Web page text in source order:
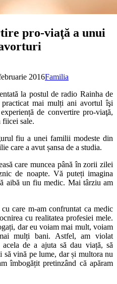
pro-viaţă a unui
2016Familia
la postul de radio Rainha de
mai mulți ani avortul îşi
de convertire pro-viaţă,
fiicei sale.
fiu a unei familii modeste din
care a avut șansa de a studia.
care muncea până în zorii zilei
de noapte. Vă puteți imagina
aibă un fiu medic. Mai târziu am
care m-am confruntat ca medic
cu realitatea profesiei mele.
dar eu voiam mai mult, voiam
mulți bani. Astfel, am violat
de a ajuta să dau viață, să
vină pe lume, dar și multora nu
îmbogățit pretinzând că apăram